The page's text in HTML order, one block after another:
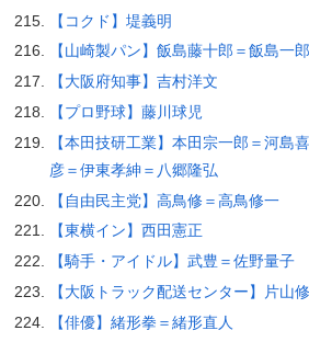
【コクド】堤義明
【山崎製パン】飯島藤十郎＝飯島一
【大阪府知事】吉村洋文
【プロ野球】藤川球児
【本田技研工業】本田宗一郎＝河島
彦＝伊東孝紳＝八郷隆弘
【自由民主党】高鳥修＝高鳥修一
【東横イン】西田憲正
【騎手・アイドル】武豊＝佐野量子
【大阪トラック配送センター】片山
【俳優】緒形拳＝緒形直人